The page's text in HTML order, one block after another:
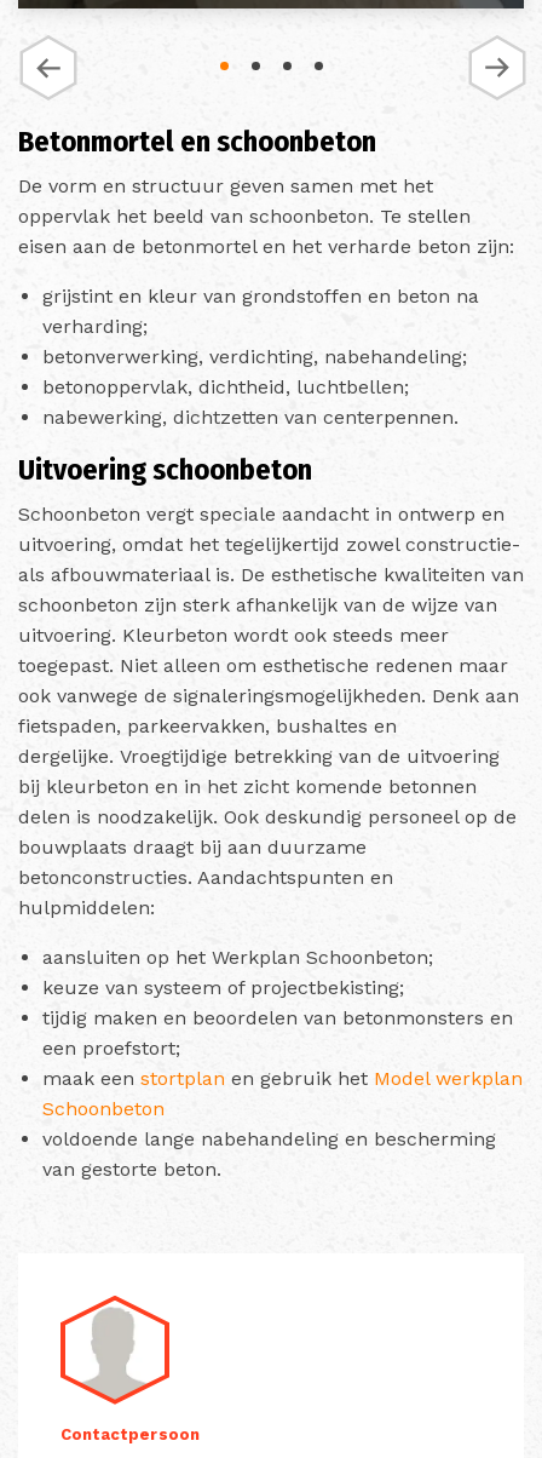
Betonmortel en schoonbeton
De vorm en structuur geven samen met het
oppervlak het beeld van schoonbeton. Te stellen
eisen aan de betonmortel en het verharde beton zijn:
grijstint en kleur van grondstoffen en beton na
verharding;
betonverwerking, verdichting, nabehandeling;
betonoppervlak, dichtheid, luchtbellen;
nabewerking, dichtzetten van centerpennen.
Uitvoering schoonbeton
Schoonbeton vergt speciale aandacht in ontwerp en
uitvoering, omdat het tegelijkertijd zowel constructie-
als afbouwmateriaal is. De esthetische kwaliteiten van
schoonbeton zijn sterk afhankelijk van de wijze van
uitvoering. Kleurbeton wordt ook steeds meer
toegepast. Niet alleen om esthetische redenen maar
ook vanwege de signaleringsmogelijkheden. Denk aan
fietspaden, parkeervakken, bushaltes en
dergelijke. Vroegtijdige betrekking van de uitvoering
bij kleurbeton en in het zicht komende betonnen
delen is noodzakelijk. Ook deskundig personeel op de
bouwplaats draagt bij aan duurzame
betonconstructies. Aandachtspunten en
hulpmiddelen:
aansluiten op het Werkplan Schoonbeton;
keuze van systeem of projectbekisting;
tijdig maken en beoordelen van betonmonsters en
een proefstort;
maak een stortplan en gebruik het Model werkplan
Schoonbeton
voldoende lange nabehandeling en bescherming
van gestorte beton.
Contactpersoon